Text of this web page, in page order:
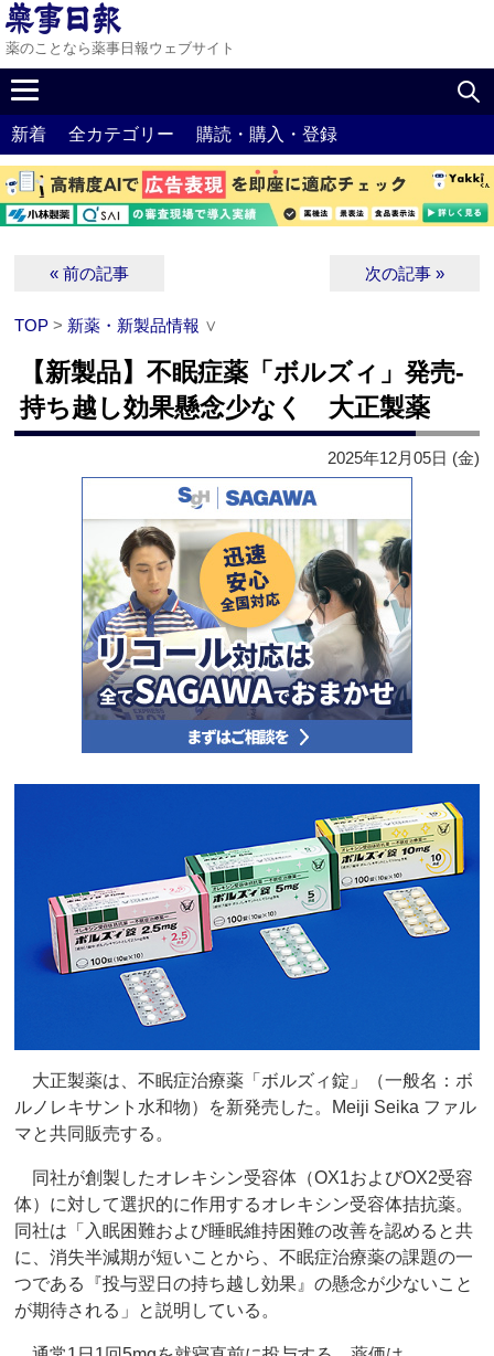
薬のことなら薬事日報ウェブサイト
新着 全カテゴリー 購読・購入・登録
« 前の記事 次の記事 »
TOP > 新薬・新製品情報 ∨
【新製品】不眠症薬「ボルズィ」発売‐
持ち越し効果懸念少なく 大正製薬
2025年12月05日 (金)
大正製薬は、不眠症治療薬「ボルズィ錠」（一般名：ボ
ルノレキサント水和物）を新発売した。Meiji Seika ファル
マと共同販売する。
同社が創製したオレキシン受容体（OX1およびOX2受容
体）に対して選択的に作用するオレキシン受容体拮抗薬。
同社は「入眠困難および睡眠維持困難の改善を認めると共
に、消失半減期が短いことから、不眠症治療薬の課題の一
つである『投与翌日の持ち越し効果』の懸念が少ないこと
が期待される」と説明している。